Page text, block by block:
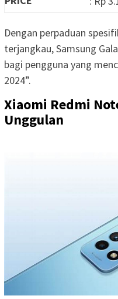
Dengan perpaduan
terjangkau, Samsung
bagi pengguna yang
2024”.
Xiaomi Redmi
Unggulan